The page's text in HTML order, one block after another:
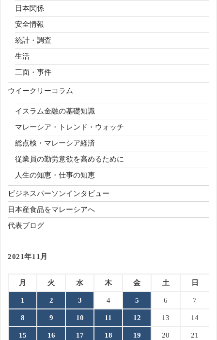
日本関係
安全情報
統計・調査
生活
三面・事件
ウイークリーコラム
イスラム金融の基礎知識
マレーシア・トレンド・ウォッチ
総点検・マレーシア経済
従業員の勤労意欲を高めるために
人生の知恵・仕事の知恵
ビジネスパーソンインタビュー
日本産食品をマレーシアへ
代表ブログ
2021年11月
月 火 水 木 金 土 日
1 2 3 4 5 6 7
8 9 10 11 12 13 14
15 16 17 18 19 20 21